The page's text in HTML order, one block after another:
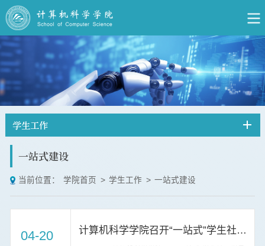
学生工作
一站式建设
当前位置： 学院首页 > 学生工作 > 一站式建设
04-20 计算机科学学院召开“一站式”学生社区学风建设系列活动之考研动员大会